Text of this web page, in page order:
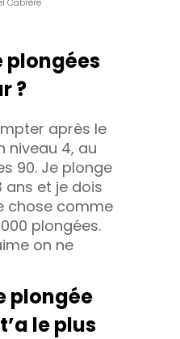
Cabrère
plongées
?
après le
niveau 4, au
90. Je plonge
ans et je dois
chose comme
plongées.
on ne
plongée
le plus